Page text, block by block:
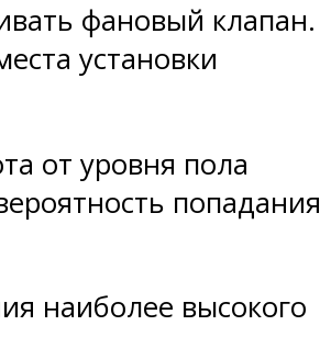
фановый клапан.
установки
от уровня пола
попадания
наиболее высокого